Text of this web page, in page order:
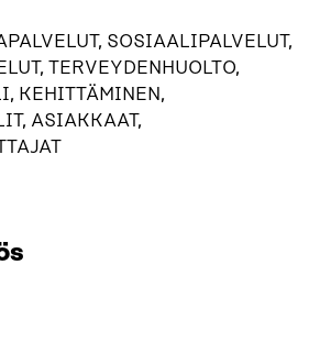
SOSIAALIPALVELUT,
TERVEYDENHUOLTO,
KEHITTÄMINEN,
ASIAKKAAT,